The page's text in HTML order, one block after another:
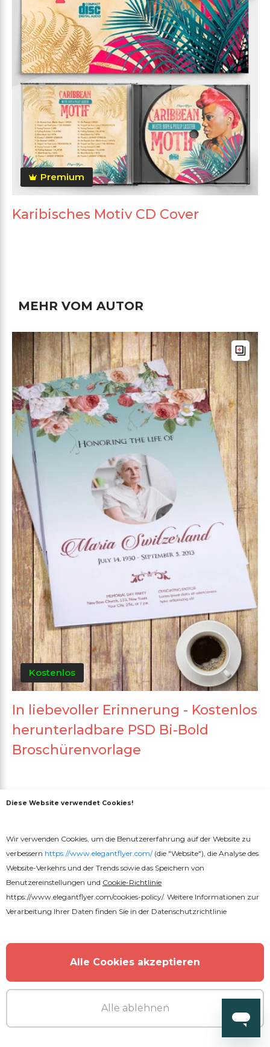
Premium
Karibisches Motiv CD Cover
MEHR VOM AUTOR
Kostenlos
In liebevoller Erinnerung - Kostenlos
herunterladbare PSD Bi-Bold
Broschürenvorlage
Diese Website verwendet Cookies!
Wir verwenden Cookies, um die Benutzererfahrung auf der Website zu
verbessern https://www.elegantflyer.com/(die "Website"), die Analyse des
Website-Verkehrs und der Trends sowie das Speichern von
Benutzereinstellungen und Cookie-Richtlinie
https://www.elegantflyer.com/cookies-policy/. Weitere Informationen zur
Verarbeitung Ihrer Daten finden Sie in der Datenschutzrichtlinie
Alle Cookies akzeptieren
Alle ablehnen